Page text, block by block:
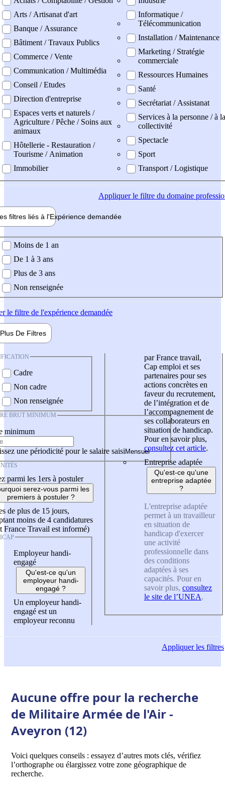
Arts / Artisanat d'art
Banque / Assurance
Bâtiment / Travaux Publics
Commerce / Vente
Communication / Multimédia
Conseil / Etudes
Direction d'entreprise
Espaces verts et naturels /
Agriculture / Pêche / Soins aux
animaux
Hôtellerie - Restauration /
Tourisme / Animation
Immobilier
Informatique /
Télécommunication
Installation / Maintenance
Marketing / Stratégie
commerciale
Ressources Humaines
Santé
Secrétariat / Assistanat
Services à la personne / à la
collectivité
Spectacle
Sport
Transport / Logistique
Appliquerle filtre du domaine
filtres liés à l'Expérience demandée
demandée
Moins de 1 an
De 1 à 3 ans
Plus de 3 ans
Non renseignée
le filtre de l'expérience demandée
Plus De Filtres
Cadre
Non cadre
Non renseignée
BRUT MINIMUM
minimum
une périodicité pour le salaire saisi
parmi les 1ers à postuler
serez-vous parmi les
premiers à postuler ?
de plus de 15 jours,
moins de 4 candidatures
France Travail est informé)
Employeur handi-
engagé
Qu'est-ce qu'un
employeur handi-
engagé ?
Un employeur handi-
engagé est un
employeur reconnu
par France travail,
Cap emploi et ses
partenaires pour ses
actions concrètes en
faveur du recrutement,
de l’intégration et de
l’accompagnement de
ses collaborateurs en
situation de handicap.
Pour en savoir plus,
consultez cet article.
Entreprise adaptée
Qu'est-ce qu'une
entreprise adaptée
?
L'entreprise adaptée
permet à un travailleur
en situation de
handicap d'exercer
une activité
professionnelle dans
des conditions
adaptées à ses
capacités. Pour en
savoir plus, consultez
le site de l’UNEA.
Appliquerles filtres
Aucune offre pour la recherche
de Militaire Armée de l'Air -
Aveyron (12)
Voici quelques conseils : essayez d’autres mots clés, vérifiez
l’orthographe ou élargissez votre zone géographique de
recherche.